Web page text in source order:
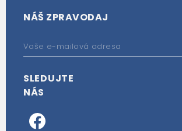
NÁŠ ZPRAVODAJ
SLEDUJTE
NÁS